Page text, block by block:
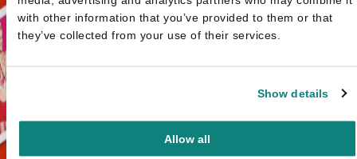
with other information that you’ve provided to them or that
they’ve collected from your use of their services.
Show details
Allow all